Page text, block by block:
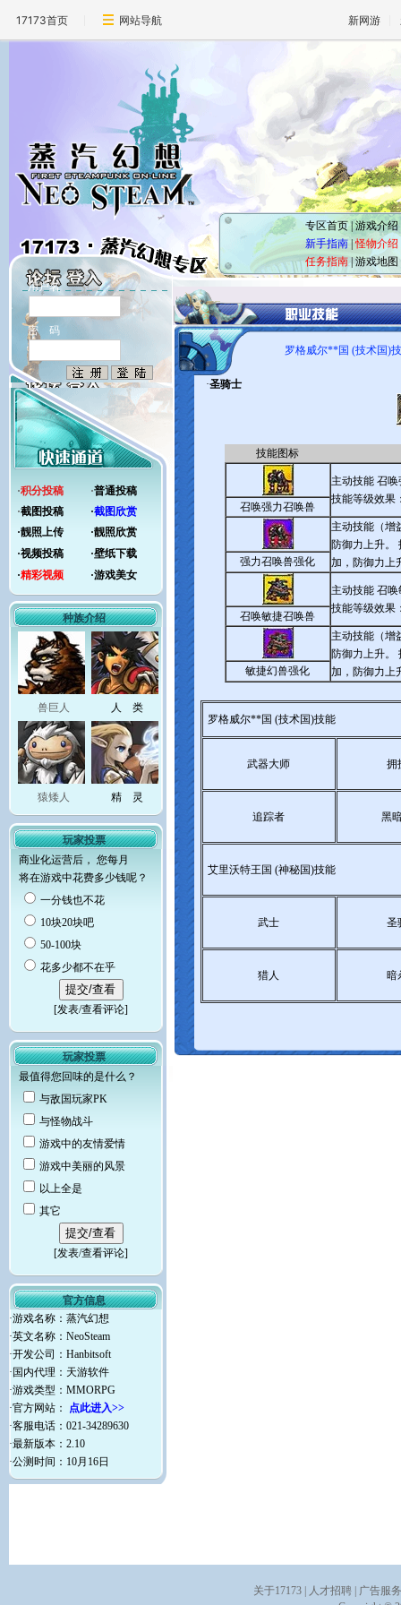
17173首页 网站导航 新网游
专区首页| 游戏介绍
新手指南 |怪物介绍
任务指南|游戏地图
用户名
密 码
·积分投稿 ·普通投稿
·截图投稿 ·截图欣赏
·靓照上传 ·靓照欣赏
·视频投稿 ·壁纸下载
·精彩视频 ·游戏美女
种族介绍
兽巨人 人 类
猿矮人 精 灵
玩家投票
商业化运营后， 您每月
将在游戏中花费多少钱呢？
一分钱也不花
10块20块吧
50-100块
花多少都不在乎
[发表/查看评论]
玩家投票
最值得您回味的是什么？
与敌国玩家PK
与怪物战斗
游戏中的友情爱情
游戏中美丽的风景
以上全是
其它
[发表/查看评论]
官方信息
·游戏名称：蒸汽幻想
·英文名称：NeoSteam
·开发公司：Hanbitsoft
·国内代理：天游软件
·游戏类型：MMORPG
·官方网站： 点此进入>>
·客服电话：021-34289630
·最新版本：2.10
·公测时间：10月16日
罗格威尔**国 (技术国)
·圣骑士
技能图标
主动技能 召
技能等级效果
召唤强力召唤兽
主动技能（增
防御力上升。
加，防御力上
强力召唤兽强化
主动技能 召
技能等级效果
召唤敏捷召唤兽
主动技能（增
防御力上升。
加，防御力上
敏捷幻兽强化
罗格威尔**国 (技术国)技能
武器大师 拥
追踪者 黑
艾里沃特王国 (神秘国)技能
武士 圣
猎人 暗
关于17173 人才招聘
广告服务